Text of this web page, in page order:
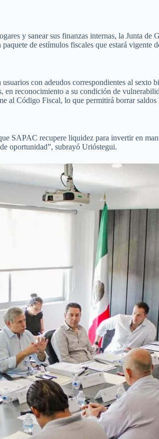
y sanear sus finanzas internas, la Junta de
de estímulos fiscales que estará vigente
con adeudos correspondientes al sexto
en reconocimiento a su condición de
al Código Fiscal, lo que permitirá borrar
SAPAC recupere liquidez para invertir en
oportunidad”, subrayó Urióstegui.